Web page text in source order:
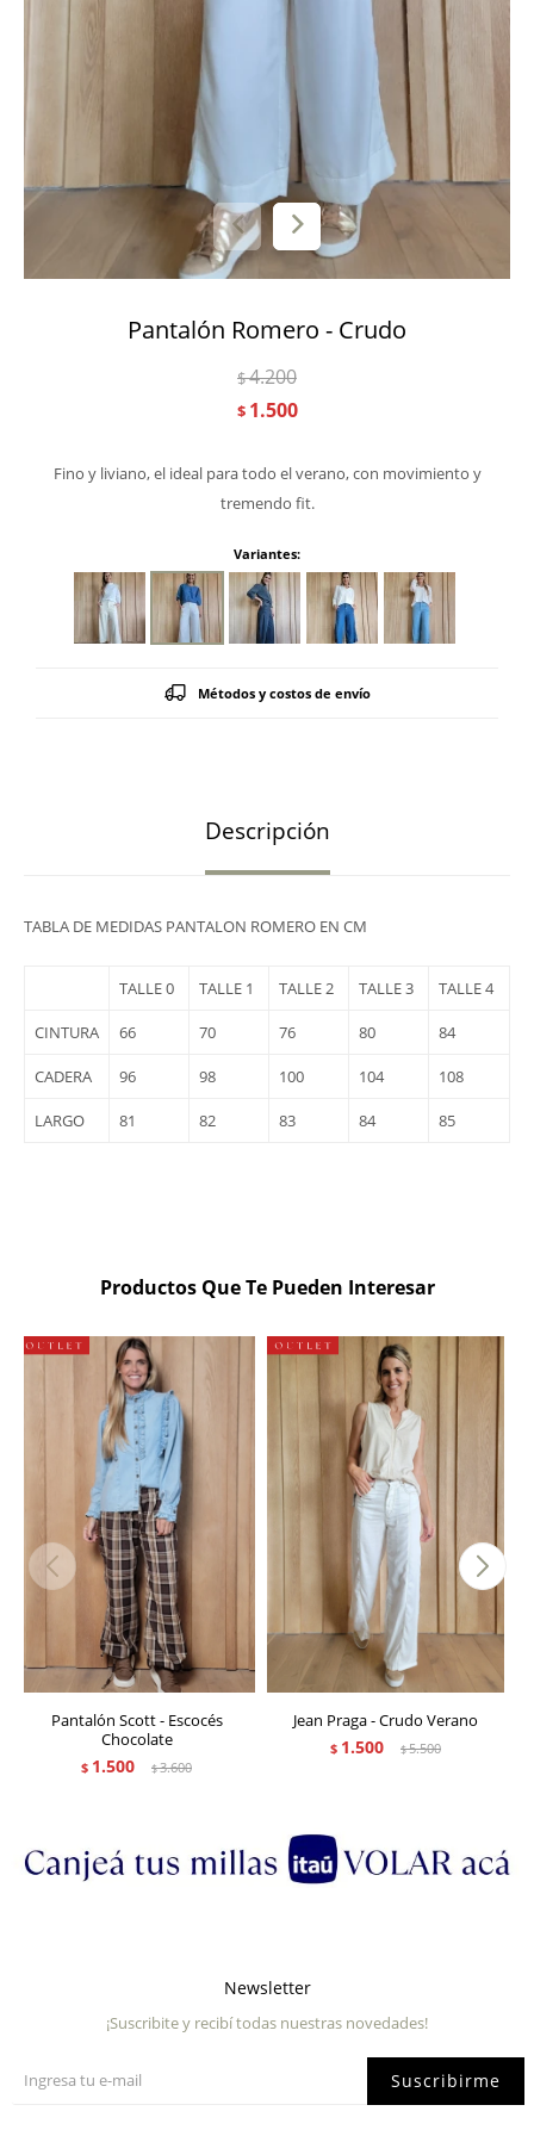
Pantalón Romero - Crudo
$ 1.500
$4.200
Fino y liviano, el ideal para todo el verano, con movimiento y
tremendo fit.
Variantes:
Métodos y costos de envío
Descripción
TABLA DE MEDIDAS PANTALON ROMERO EN CM
TALLE 0 TALLE 1 TALLE 2 TALLE 3 TALLE 4
CINTURA 66 70 76 80 84
CADERA 96 98 100 104 108
LARGO 81 82 83 84 85
Productos Que Te Pueden Interesar
Pantalón Scott - Escocés
Chocolate
$ 1.500 $3.600
Jean Praga - Crudo Verano
$ 1.500 $5.500
Newsletter
¡Suscribite y recibí todas nuestras novedades!
Suscribirme